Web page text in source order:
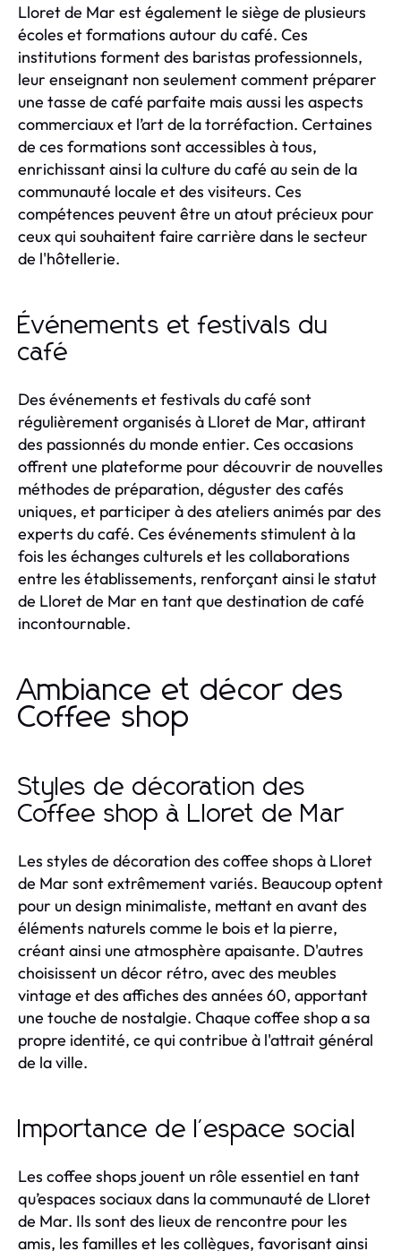
Lloret de Mar est également le siège de plusieurs
écoles et formations autour du café. Ces
institutions forment des baristas professionnels,
leur enseignant non seulement comment préparer
une tasse de café parfaite mais aussi les aspects
commerciaux et l’art de la torréfaction. Certaines
de ces formations sont accessibles à tous,
enrichissant ainsi la culture du café au sein de la
communauté locale et des visiteurs. Ces
compétences peuvent être un atout précieux pour
ceux qui souhaitent faire carrière dans le secteur
de l'hôtellerie.
Événements et festivals du
café
Des événements et festivals du café sont
régulièrement organisés à Lloret de Mar, attirant
des passionnés du monde entier. Ces occasions
offrent une plateforme pour découvrir de nouvelles
méthodes de préparation, déguster des cafés
uniques, et participer à des ateliers animés par des
experts du café. Ces événements stimulent à la
fois les échanges culturels et les collaborations
entre les établissements, renforçant ainsi le statut
de Lloret de Mar en tant que destination de café
incontournable.
Ambiance et décor des
Coffee shop
Styles de décoration des
Coffee shop à Lloret de Mar
Les styles de décoration des coffee shops à Lloret
de Mar sont extrêmement variés. Beaucoup optent
pour un design minimaliste, mettant en avant des
éléments naturels comme le bois et la pierre,
créant ainsi une atmosphère apaisante. D'autres
choisissent un décor rétro, avec des meubles
vintage et des affiches des années 60, apportant
une touche de nostalgie. Chaque coffee shop a sa
propre identité, ce qui contribue à l'attrait général
de la ville.
Importance de l'espace social
Les coffee shops jouent un rôle essentiel en tant
qu’espaces sociaux dans la communauté de Lloret
de Mar. Ils sont des lieux de rencontre pour les
amis, les familles et les collègues, favorisant ainsi